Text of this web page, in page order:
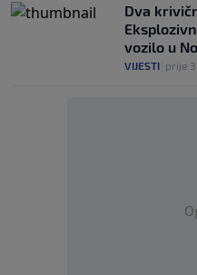
Dva
vozilo u
VIJESTI prije